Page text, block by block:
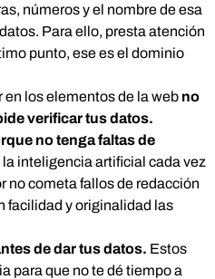
números y el nombre de esa
Para ello, presta atención
punto, ese es el dominio
los elementos de la web no
verificar tus datos.
no tenga faltas de
la inteligencia artificial cada vez
no cometa fallos de redacción
facilidad y originalidad las
de dar tus datos. Estos
para que no te dé tiempo a